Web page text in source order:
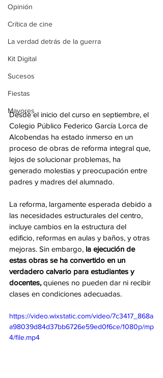
Opinión
Crítica de cine
La verdad detrás de la guerra
Kit Digital
Sucesos
Fiestas
Mayores
Desde el inicio del curso en septiembre, el
Colegio Público Federico García Lorca de
Alcobendas ha estado inmerso en un
proceso de obras de reforma integral que,
lejos de solucionar problemas, ha
generado molestias y preocupación entre
padres y madres del alumnado.
La reforma, largamente esperada debido a
las necesidades estructurales del centro,
incluye cambios en la estructura del
edificio, reformas en aulas y baños, y otras
mejoras. Sin embargo, la ejecución de
estas obras se ha convertido en un
verdadero calvario para estudiantes y
docentes, quienes no pueden dar ni recibir
clases en condiciones adecuadas.
https://video.wixstatic.com/video/7c3417_868a
a98039d84d37bb6726e59ed0f6ce/1080p/mp
4/file.mp4